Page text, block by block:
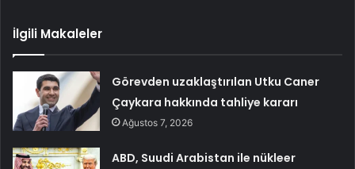
İlgili Makaleler
Görevden uzaklaştırılan Utku Caner
Çaykara hakkında tahliye kararı
Ağustos 7, 2026
ABD, Suudi Arabistan ile nükleer